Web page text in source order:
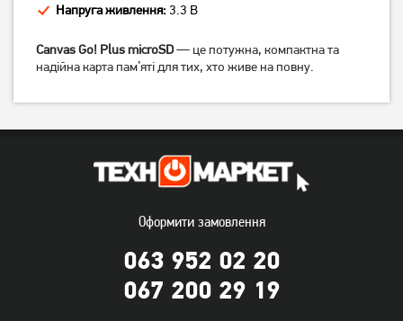
BNAAA)
1 299 грн
Напруга живлення: 3.3 В
Canvas Go! Plus microSD— це потужна, компактна та
надійна карта пам’яті для тих, хто живе на повну.
Оформити замовлення
063 952 02 20
067 200 29 19